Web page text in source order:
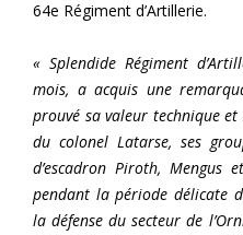
64e Régiment d’Artillerie.
« Splendide Régiment
mois, a acquis une
prouvé sa valeur technique
du colonel Latarse, ses
d’escadron Piroth, Mengus
pendant la période délicate
la défense du secteur de